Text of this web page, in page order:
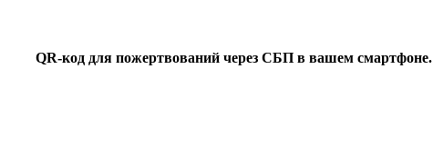
QR-код для пожертвований через СБП в вашем смартфоне.